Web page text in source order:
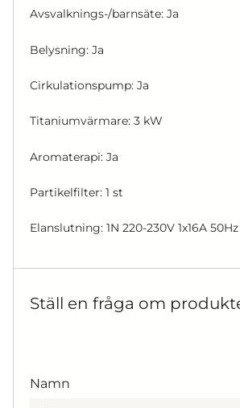
Avsvalknings-/barnsäte: Ja
Belysning: Ja
Cirkulationspump: Ja
Titaniumvärmare: 3 kW
Aromaterapi: Ja
Partikelfilter: 1 st
Elanslutning: 1N 220-230V 1x16A
Ställ en fråga om
Namn